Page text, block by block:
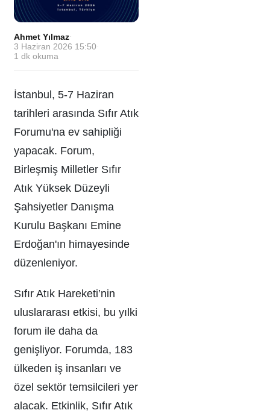
Ahmet Yılmaz·
3 Haziran 2026 15:50 ·
1 dk okuma
İstanbul, 5-7 Haziran
tarihleri arasında Sıfır Atık
Forumu'na ev sahipliği
yapacak. Forum,
Birleşmiş Milletler Sıfır
Atık Yüksek Düzeyli
Şahsiyetler Danışma
Kurulu Başkanı Emine
Erdoğan'ın himayesinde
düzenleniyor.
Sıfır Atık Hareketi’nin
uluslararası etkisi, bu yılki
forum ile daha da
genişliyor. Forumda, 183
ülkeden iş insanları ve
özel sektör temsilcileri yer
alacak. Etkinlik, Sıfır Atık